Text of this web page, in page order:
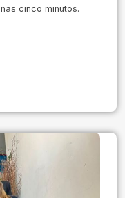
cinco minutos.